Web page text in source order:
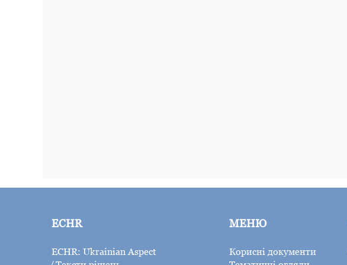
ECHR
ECHR: Ukrainian Aspect
МЕНЮ
Корисні документи